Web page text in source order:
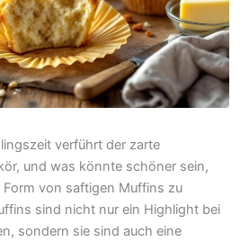
verführt der zarte
und was könnte schöner sein,
Form von saftigen Muffins zu
sind nicht nur ein Highlight bei
sondern sie sind auch eine